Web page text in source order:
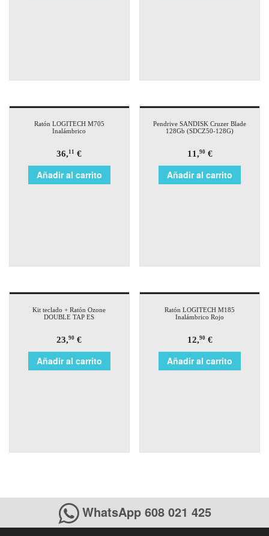
Ratón LOGITECH M705
Inalámbrico
36,11 €
Añadir al carrito
Pendrive SANDISK Cruzer Blade
128Gb (SDCZ50-128G)
11,90€
Añadir al carrito
Kit teclado + Ratón Ozone
DOUBLE TAP ES
23,90 €
Añadir al carrito
Ratón LOGITECH M185
Inalámbrico Rojo
12,90€
Añadir al carrito
WhatsApp 608 021 425